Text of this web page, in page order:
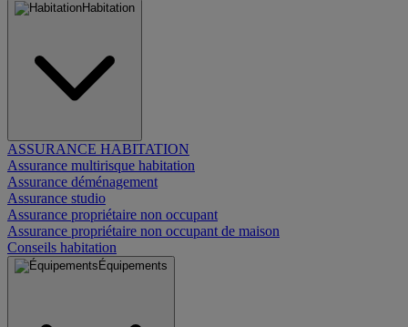
Habitation
ASSURANCE HABITATION
Assurance multirisque habitation
Assurance déménagement
Assurance studio
Assurance propriétaire non occupant
Assurance propriétaire non occupant de maison
Conseils habitation
Équipements